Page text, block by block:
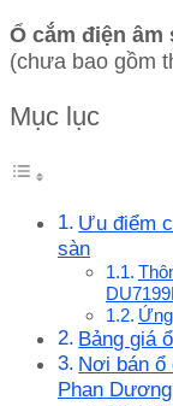
Ổ cắm điện âm
(chưa bao gồm
Mục lục
Ưu điểm
sàn
Bảng giá
Nơi bán ổ
Phan